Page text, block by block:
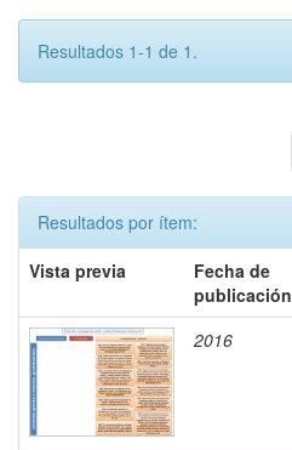
Resultados 1-1 de 1.
Resultados por ítem:
Vista previa
Fecha de
publicación
2016